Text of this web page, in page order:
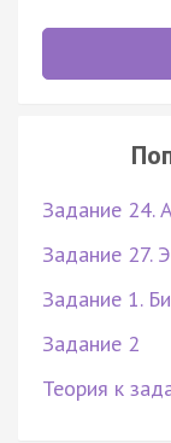
Задание 24.
Задание 27.
Задание 1.
Задание 2
Теория к